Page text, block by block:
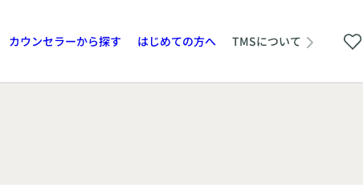
カウンセラーから探す はじめての方へ TMSについて